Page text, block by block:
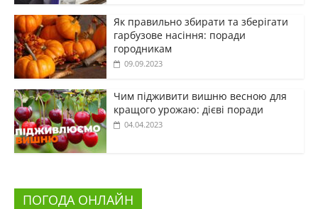
Як правильно збирати та зберігати
гарбузове насіння: поради
городникам
09.09.2023
Чим підживити вишню весною для
кращого урожаю: дієві поради
04.04.2023
ПОГОДА ОНЛАЙН